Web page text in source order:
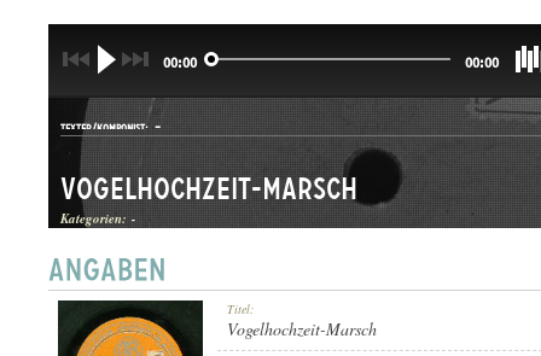
00:00 00:00
TEXTER/KOMPONIST: -
INDULÓ
Vogelhochzeit-Marsch
Kategorien: -
Titel:
Vogelhochzeit-Marsch